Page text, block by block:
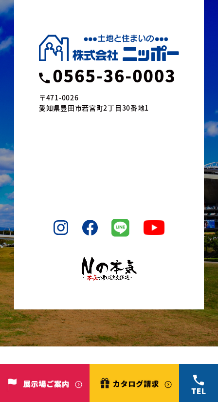
〒471-0026
愛知県豊田市若宮町2丁目30番地1